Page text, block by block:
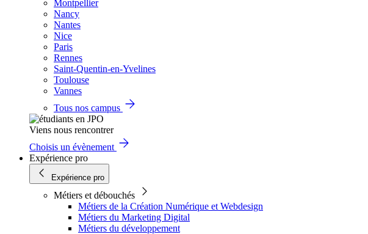
Montpellier
Nancy
Nantes
Nice
Paris
Rennes
Saint-Quentin-en-Yvelines
Toulouse
Vannes
Tous nos campus
Viens nous rencontrer
Choisis un évènement
Expérience pro
Expérience pro
Métiers et débouchés
Métiers de la Création Numérique et Webdesign
Métiers du Marketing Digital
Métiers du développement